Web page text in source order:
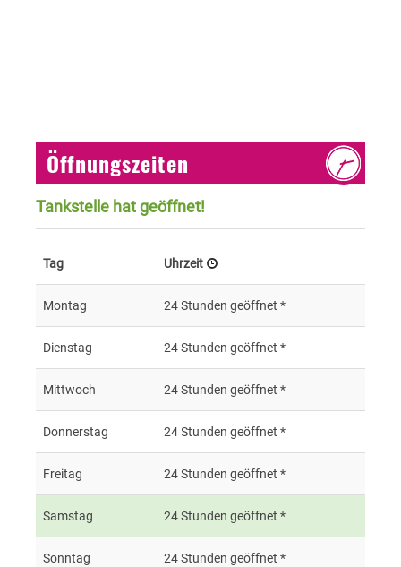
Öffnungszeiten
Tankstelle hat geöffnet!
Tag Uhrzeit
Montag 24 Stunden geöffnet *
Dienstag 24 Stunden geöffnet *
Mittwoch 24 Stunden geöffnet *
Donnerstag 24 Stunden geöffnet *
Freitag 24 Stunden geöffnet *
Samstag 24 Stunden geöffnet *
Sonntag 24 Stunden geöffnet *